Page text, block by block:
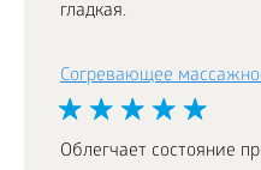
гладкая.
Согревающее
Облегчает состояние